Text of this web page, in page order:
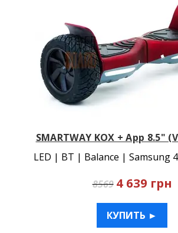
SMARTWAY KOX + App 8.5"
LED | BT | Balance | Samsung
8569 4 639 грн
КУПИТЬ ►